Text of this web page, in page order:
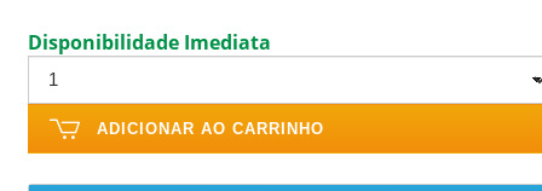
Disponibilidade Imediata
ADICIONAR AO CARRINHO